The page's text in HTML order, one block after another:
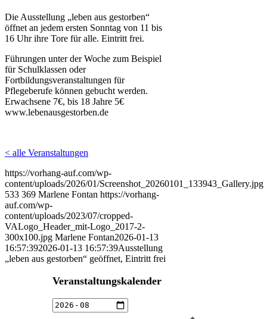
Die Ausstellung „leben aus gestorben“
öffnet an jedem ersten Sonntag von 11 bis
16 Uhr ihre Tore für alle. Eintritt frei.
Führungen unter der Woche zum Beispiel
für Schulklassen oder
Fortbildungsveranstaltungen für
Pflegeberufe können gebucht werden.
Erwachsene 7€, bis 18 Jahre 5€
www.lebenausgestorben.de
< alle Veranstaltungen
https://vorhang-auf.com/wp-
content/uploads/2026/01/Screenshot_20260101_133943_Gallery.jpg
533 369 Marlene Fontan https://vorhang-
auf.com/wp-
content/uploads/2023/07/cropped-
VALogo_Header_mit-Logo_2017-2-
300x100.jpg Marlene Fontan2026-01-13
16:57:392026-01-13 16:57:39Ausstellung
„leben aus gestorben“ geöffnet, Eintritt frei
Veranstaltungskalender